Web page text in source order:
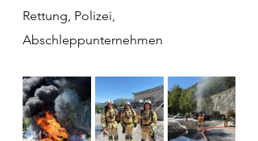
Rettung, Polizei,
Abschleppunternehmen